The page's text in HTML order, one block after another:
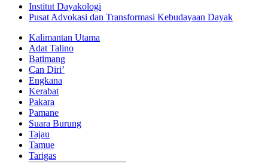
Institut Dayakologi
Pusat Advokasi dan Transformasi Kebudayaan Dayak
Kalimantan Utama
Adat Talino
Batimang
Can Diri’
Engkana
Kerabat
Pakara
Pamane
Suara Burung
Tajau
Tamue
Tarigas